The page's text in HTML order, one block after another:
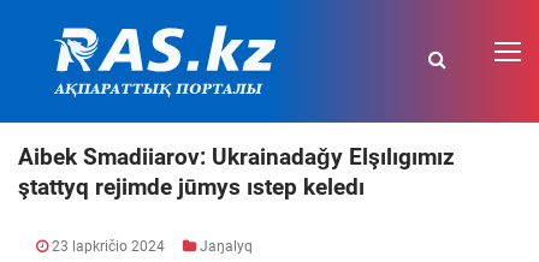
Aibek Smadiiarov: Ukrainadaǧy Elşılıgımız
ştattyq rejimde jūmys ıstep keledı
23 lapkričio 2024 Jaŋalyq